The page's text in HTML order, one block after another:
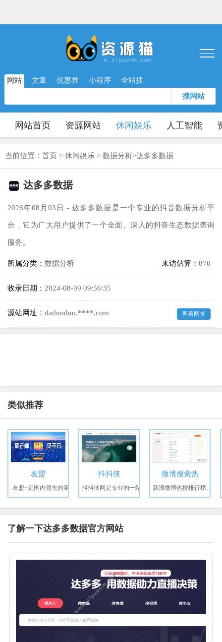
网站 文章 优惠券 小程序 全站搜
搜网站
网站首页 资源网站 休闲娱乐 人工智能
当前位置： 首页 > 休闲娱乐 > 数据分析>达多多数据
达多多数据
2026年08月03日 - 达多多数据是一个专业的抖音数据分析平
台，它为广大用户提供了一个全面、深入的抖音生态数据查询
服务。
所属分类： 数据分析 来访估算： 870
收录日期： 2024-08-09 09:56:35
源站网址： daduoduo.****.com 查看网址
类似推荐
友盟
友盟+是国内领先的第
抖抖侠
抖抖侠网是专业的一站
微博搜索热
新浪微博热搜排行榜，涵
了解一下达多多数据官方网站